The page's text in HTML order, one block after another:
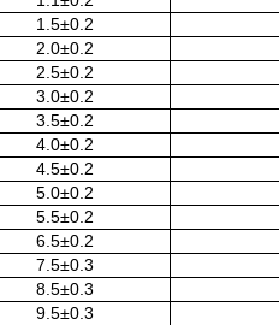
1.5±0.2
2.0±0.2
2.5±0.2
3.0±0.2
3.5±0.2
4.0±0.2
4.5±0.2
5.0±0.2
5.5±0.2
6.5±0.2
7.5±0.3
8.5±0.3
9.5±0.3